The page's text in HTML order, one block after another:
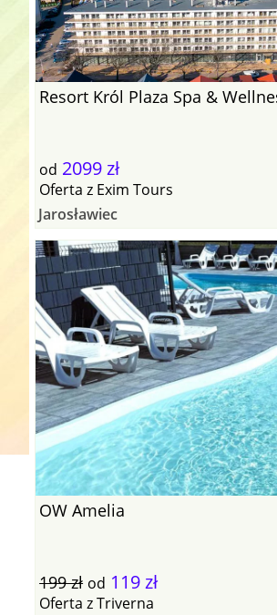
Resort Król Plaza Spa &
od 2099 zł
Oferta z Exim Tours
Jarosławiec
OW Amelia
199 zł od 119 zł
Oferta zTriverna